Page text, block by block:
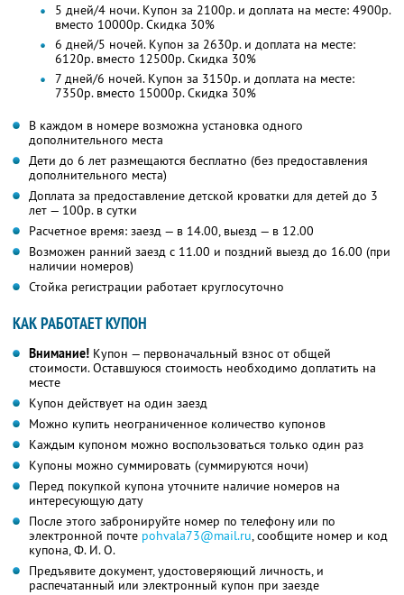
5 дней/4 ночи. Купон за 2100р. и доплата на месте: 4900р.
вместо 10000р. Скидка 30%
6 дней/5 ночей. Купон за 2630р. и доплата на месте:
6120р. вместо 12500р. Скидка 30%
7 дней/6 ночей. Купон за 3150р. и доплата на месте:
7350р. вместо 15000р. Скидка 30%
В каждом в номере возможна установка одного
дополнительного места
Дети до 6 лет размещаются бесплатно (без предоставления
дополнительного места)
Доплата за предоставление детской кроватки для детей до 3
лет — 100р. в сутки
Расчетное время: заезд — в 14.00, выезд — в 12.00
Возможен ранний заезд с 11.00 и поздний выезд до 16.00 (при
наличии номеров)
Стойка регистрации работает круглосуточно
КАК РАБОТАЕТ КУПОН
Внимание! Купон — первоначальный взнос от общей
стоимости. Оставшуюся стоимость необходимо доплатить на
месте
Купон действует на один заезд
Можно купить неограниченное количество купонов
Каждым купоном можно воспользоваться только один раз
Купоны можно суммировать (суммируются ночи)
Перед покупкой купона уточните наличие номеров на
интересующую дату
После этого забронируйте номер по телефону или по
электронной почте pohvala73@mail.ru,сообщите номер и код
купона,Ф. И. О.
Предъявите документ, удостоверяющий личность, и
распечатанный или электронный купон при заезде